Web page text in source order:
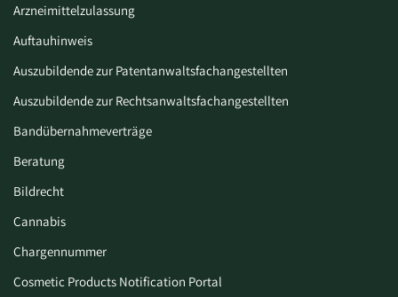
Arzneimittelzulassung
Auftauhinweis
Auszubildende zur Patentanwaltsfachangestellten
Auszubildende zur Rechtsanwaltsfachangestellten
Bandübernahmeverträge
Beratung
Bildrecht
Cannabis
Chargennummer
Cosmetic Products Notification Portal